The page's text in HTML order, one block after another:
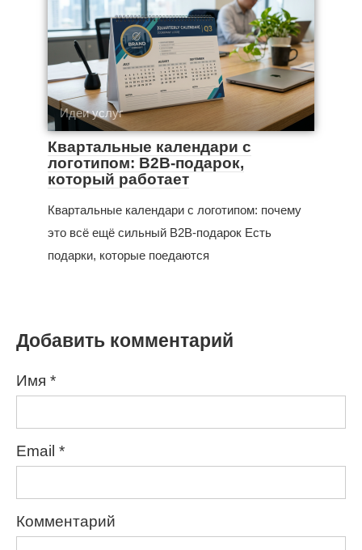
Идеи услуг
Квартальные календари с
логотипом: B2B-подарок,
который работает
Квартальные календари с логотипом: почему
это всё ещё сильный B2B-подарок Есть
подарки, которые поедаются
Добавить комментарий
Имя *
Email *
Комментарий